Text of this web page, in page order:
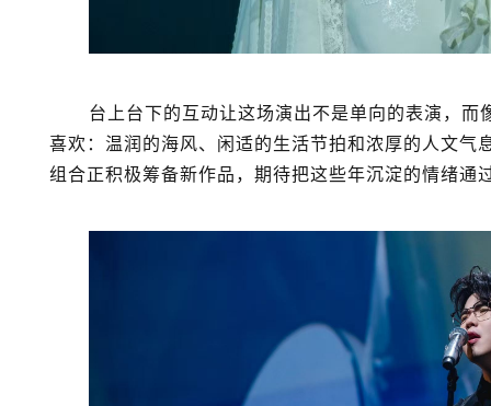
台上台下的互动让这场演出不是单向的表演，
喜欢：温润的海风、闲适的生活节拍和浓厚的人文
组合正积极筹备新作品，期待把这些年沉淀的情绪通